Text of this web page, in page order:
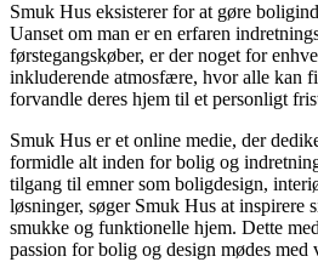
Smuk Hus eksisterer for at gøre
Uanset om man er en erfaren
førstegangskøber, er der noget for
inkluderende atmosfære, hvor alle kan
forvandle deres hjem til et personligt
Smuk Hus er et online medie, der
formidle alt inden for bolig og
tilgang til emner som boligdesign,
løsninger, søger Smuk Hus at inspirere
smukke og funktionelle hjem. Dette
passion for bolig og design mødes med